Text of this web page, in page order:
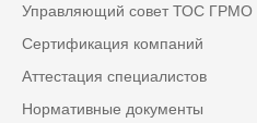
Управляющий совет ТОС ГРМО
Сертификация компаний
Аттестация специалистов
Нормативные документы